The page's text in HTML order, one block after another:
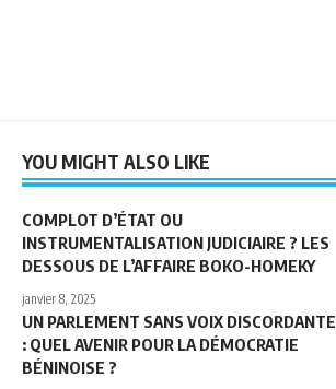
YOU MIGHT ALSO LIKE
COMPLOT D’ÉTAT OU
INSTRUMENTALISATION JUDICIAIRE ? LES
DESSOUS DE L’AFFAIRE BOKO-HOMEKY
janvier 8, 2025
UN PARLEMENT SANS VOIX DISCORDANTE
: QUEL AVENIR POUR LA DÉMOCRATIE
BÉNINOISE ?